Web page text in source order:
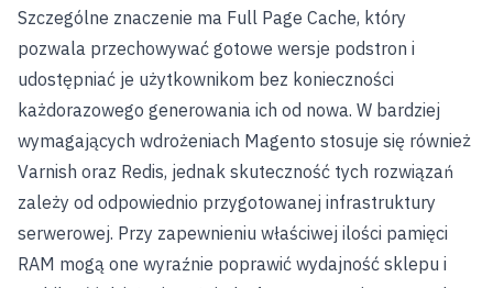
Szczególne znaczenie ma Full Page Cache, który
pozwala przechowywać gotowe wersje podstron i
udostępniać je użytkownikom bez konieczności
każdorazowego generowania ich od nowa. W bardziej
wymagających wdrożeniach Magento stosuje się również
Varnish oraz Redis, jednak skuteczność tych rozwiązań
zależy od odpowiednio przygotowanej infrastruktury
serwerowej. Przy zapewnieniu właściwej ilości pamięci
RAM mogą one wyraźnie poprawić wydajność sklepu i